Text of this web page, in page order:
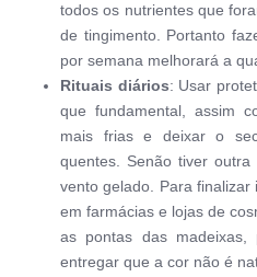
todos os nutrientes que
de tingimento. Portanto
por semana melhorará a
Rituais diários: Usar
que fundamental, assim
mais frias e deixar o
quentes. Senão tiver
vento gelado. Para
em farmácias e lojas de
as pontas das
entregar que a cor não é